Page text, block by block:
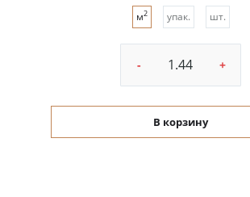
м2 упак. шт.
- +
В корзину